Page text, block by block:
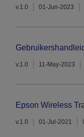
v.1.0 01-Jun-2023
v.1.0 11-May-2023
Epson Wireless
v.1.0 01-Jul-2021